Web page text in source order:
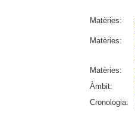
Matèries:
Matèries:
Matèries:
Àmbit:
Cronologia: